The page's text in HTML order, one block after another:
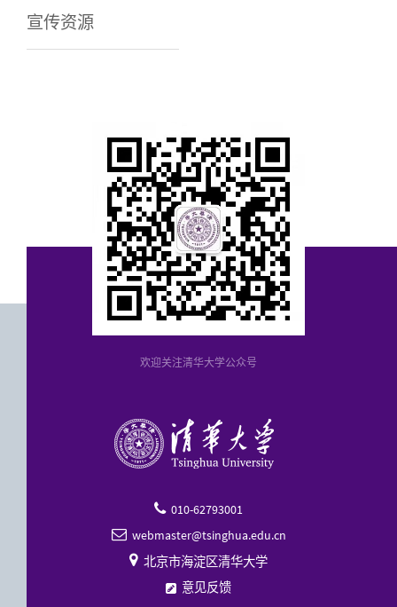
宣传资源
欢迎关注清华大学公众号
 010-62793001
 webmaster@tsinghua.edu.cn
 北京市海淀区清华大学
意见反馈